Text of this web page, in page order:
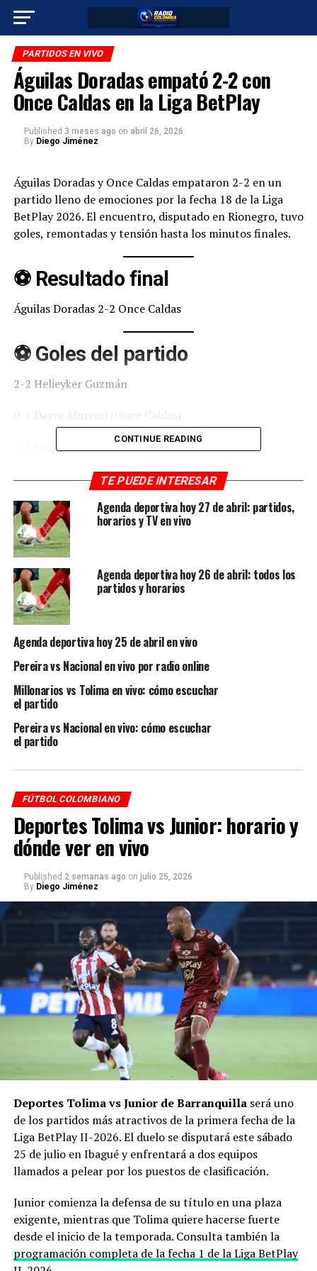
PARTIDOS EN VIVO
Águilas Doradas empató 2-2 con
Once Caldas en la Liga BetPlay
Published 3 meses ago on abril 26, 2026
By Diego Jiménez
Águilas Doradas y Once Caldas empataron 2-2 en un
partido lleno de emociones por la fecha 18 de la Liga
BetPlay 2026. El encuentro, disputado en Rionegro, tuvo
goles, remontadas y tensión hasta los minutos finales.
⚽ Resultado final
Águilas Doradas 2-2 Once Caldas
⚽ Goles del partido
2-2 Helieyker Guzmán
1-1 Jorge Rivaldo (penal)
2-1 Joaquín Varela
🔥 Partido lleno de emociones
Once Caldas se fue en ventaja en el primer tiempo con
gol de Dayro Moreno, pero Águilas reaccionó en la
segunda mitad.
El empate llegó desde el punto penal y posteriormente
logró remontar el marcador, pero en los minutos finales
Once Caldas encontró el 2-2 definitivo en un cierre
vibrante
📊 Impacto en la tabla
El empate deja a ambos equipos sumando en la recta
ocho.
Once Caldas, por su parte, sigue sumando y
consolidando su buen momento
🇨🇴 Sigue el fútbol colombiano
🔥 Resultados y tabla de posiciones
actualizada
Sigue toda la actualidad del fútbol colombiano
radiocolombiainternacional.com/category/futbol-
colombiano/
⚽ Partidos en vivo y minuto a
minuto
Consulta todos los encuentros del día
radiocolombiainternacional.com/category/partidos-en-
vivo/
RELATED TOPICS:
FUTBOL COLOMBIANO EN VIVO
LIGA BETPLAY HOY
UP NEXT
Agenda deportiva hoy 27 de abril: partidos, horarios y
TV en vivo
DON'T MISS
CONTINUE READING
TE PUEDE INTERESAR
Agenda deportiva hoy 27 de abril: partidos,
horarios y TV en vivo
Agenda deportiva hoy 26 de abril: todos los
partidos y horarios
Agenda deportiva hoy 25 de abril en vivo
Pereira vs Nacional en vivo por radio online
Millonarios vs Tolima en vivo: cómo escuchar
el partido
Pereira vs Nacional en vivo: cómo escuchar
el partido
FÚTBOL COLOMBIANO
Deportes Tolima vs Junior: horario y
dónde ver en vivo
Published 2 semanas ago on julio 25, 2026
By Diego Jiménez
Deportes Tolima vs Junior de Barranquillaserá uno
de los partidos más atractivos de la primera fecha de la
Liga BetPlay II-2026. El duelo se disputará este sábado
25 de julio en Ibagué y enfrentará a dos equipos
llamados a pelear por los puestos de clasificación.
Junior comienza la defensa de su título en una plaza
exigente, mientras que Tolima quiere hacerse fuerte
desde el inicio de la temporada. Consulta también la
programación completa de la fecha 1 de la Liga BetPlay